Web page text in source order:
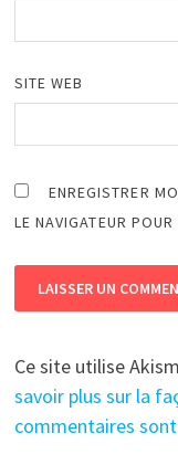
SITE WEB
ENREGISTRER
LE NAVIGATEUR
Ce site utilise
savoir plus sur la
commentaires